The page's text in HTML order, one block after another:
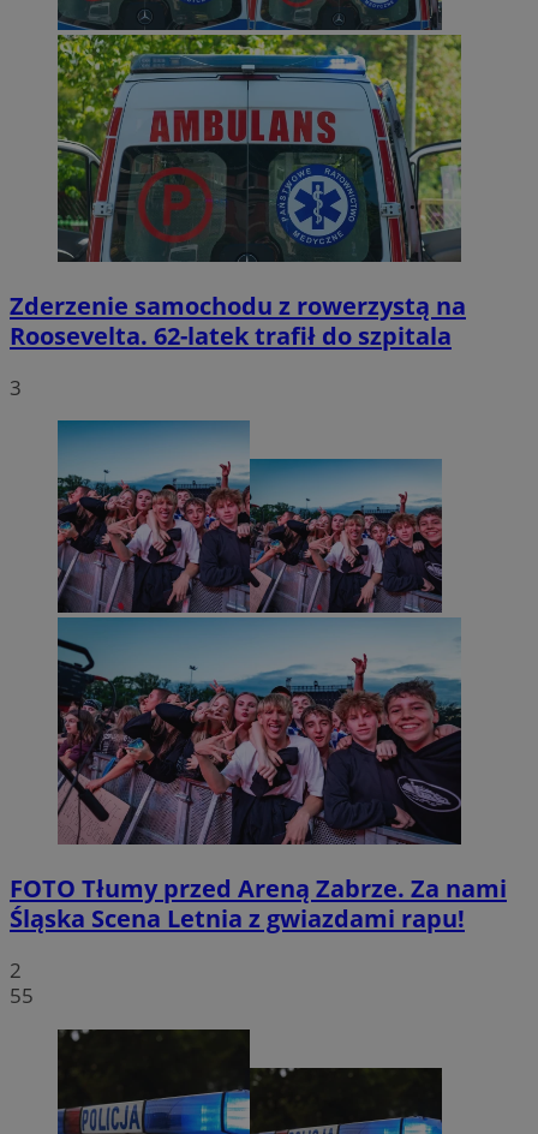
Zderzenie samochodu z rowerzystą na
Roosevelta. 62-latek trafił do szpitala
3
FOTO Tłumy przed Areną Zabrze. Za nami
Śląska Scena Letnia z gwiazdami rapu!
2
55